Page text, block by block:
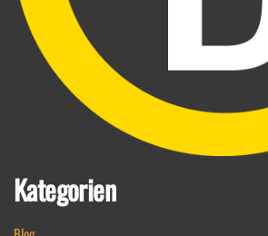
Kategorien